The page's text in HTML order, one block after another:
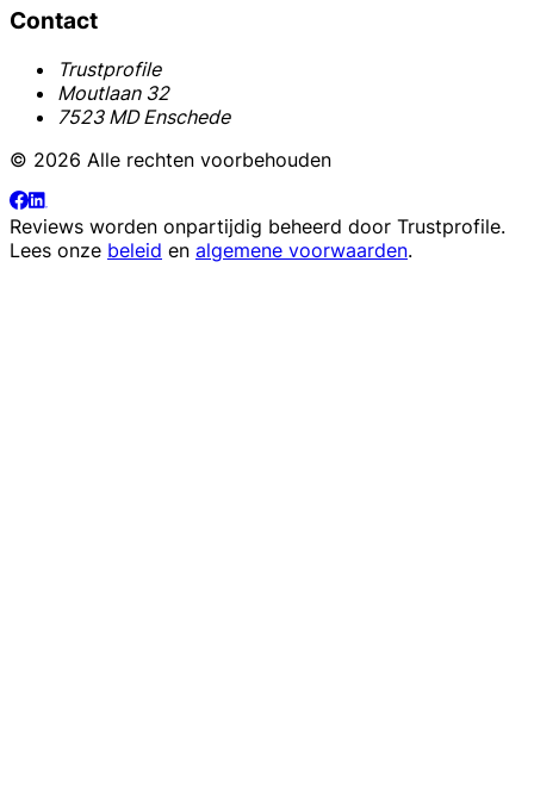
Contact
Trustprofile
Moutlaan 32
7523 MD Enschede
© 2026 Alle rechten voorbehouden
Reviews worden onpartijdig beheerd door Trustprofile.
Lees onze beleid en algemene voorwaarden.